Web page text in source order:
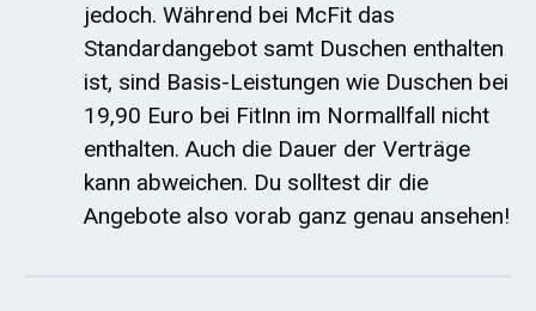
jedoch. Während bei McFit das
Standardangebot samt Duschen enthalten
ist, sind Basis-Leistungen wie Duschen bei
19,90 Euro bei FitInn im Normallfall nicht
enthalten. Auch die Dauer der Verträge
kann abweichen. Du solltest dir die
Angebote also vorab ganz genau ansehen!